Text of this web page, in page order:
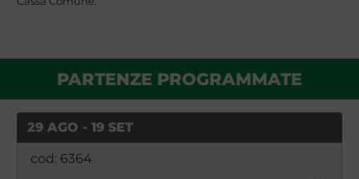
PARTENZE PROGRAMMATE
29 AGO - 19 SET
cod: 6364